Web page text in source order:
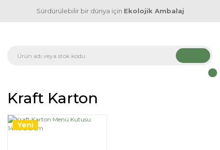
Sürdürülebilir bir dünya için Ekolojik Ambalaj
Kraft Karton
Yeni